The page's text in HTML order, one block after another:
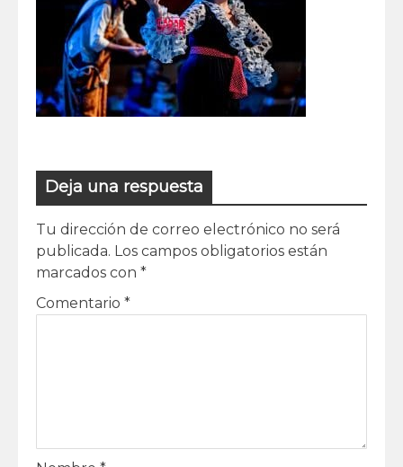
Deja una respuesta
Tu dirección de correo electrónico no será
publicada. Los campos obligatorios están
marcados con *
Comentario *